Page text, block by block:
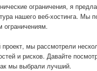
ограничения, я
нашего веб-хостинга. Мы
ограничениям.
мы рассмотрели
и рисков. Давайте
мы выбрали лучший.